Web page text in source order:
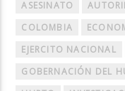
ASESINATO
COLOMBIA
EJERCITO NACIONAL
GOBERNACIÓN DEL